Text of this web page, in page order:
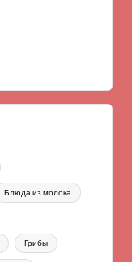
Блюда из молока
Грибы